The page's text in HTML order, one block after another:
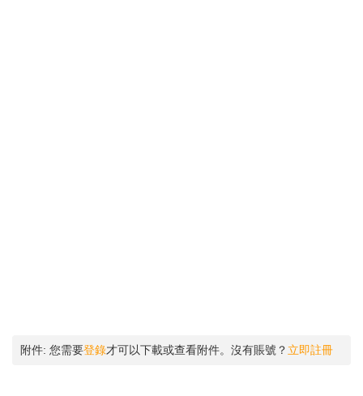
附件: 您需要登錄才可以下載或查看附件。沒有賬號？ 立即註冊